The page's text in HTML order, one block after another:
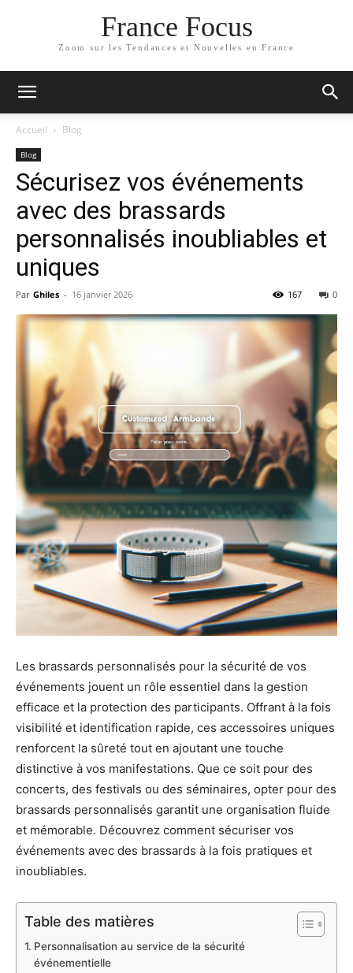
France Focus
Zoom sur les Tendances et Nouvelles en France
Accueil Blog
Blog
Sécurisez vos événements
avec des brassards
personnalisés inoubliables et
uniques
Par Ghiles - 16 janvier 2026 0
167
Les brassards personnalisés pour la sécurité de vos
événements jouent un rôle essentiel dans la gestion
efficace et la protection des participants. Offrant à la fois
visibilité et identification rapide, ces accessoires uniques
renforcent la sûreté tout en ajoutant une touche
distinctive à vos manifestations. Que ce soit pour des
concerts, des festivals ou des séminaires, opter pour des
brassards personnalisés garantit une organisation fluide
et mémorable. Découvrez comment sécuriser vos
événements avec des brassards à la fois pratiques et
inoubliables.
Table des matières
Personnalisation au service de la sécurité
événementielle